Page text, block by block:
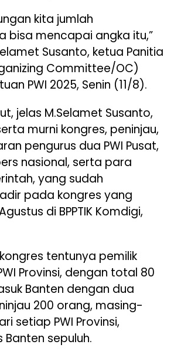
kita jumlah
bisa mencapai angka itu,”
Susanto, ketua Panitia
Committee/OC)
PWI 2025, Senin (11/8).
jelas M.Selamet Susanto,
murni kongres, peninjau,
pengurus dua PWI Pusat,
nasional, serta para
yang sudah
pada kongres yang
di BPPTIK Komdigi,
tentunya pemilik
Provinsi, dengan total 80
Banten dengan dua
200 orang, masing-
setiap PWI Provinsi,
Banten sepuluh.